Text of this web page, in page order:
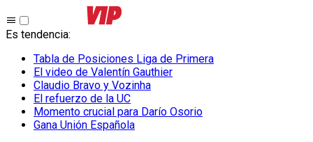
Es tendencia:
Tabla de Posiciones Liga de Primera
El video de Valentín Gauthier
Claudio Bravo y Vozinha
El refuerzo de la UC
Momento crucial para Darío Osorio
Gana Unión Española